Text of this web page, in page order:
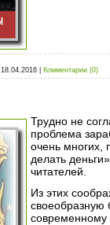
18.04.2016 Комментарии (0)
Трудно не
проблема
очень многих,
делать
читателей.
Из этих
современному